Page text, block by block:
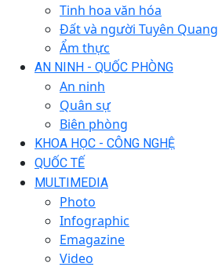
Tinh hoa văn hóa
Đất và người Tuyên Quang
Ẩm thực
AN NINH - QUỐC PHÒNG
An ninh
Quân sự
Biên phòng
KHOA HỌC - CÔNG NGHỆ
QUỐC TẾ
MULTIMEDIA
Photo
Infographic
Emagazine
Video